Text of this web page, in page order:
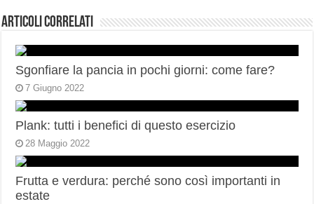
Articoli correlati
Sgonfiare la pancia in pochi giorni: come fare?
7 Giugno 2022
Plank: tutti i benefici di questo esercizio
28 Maggio 2022
Frutta e verdura: perché sono così importanti in
estate